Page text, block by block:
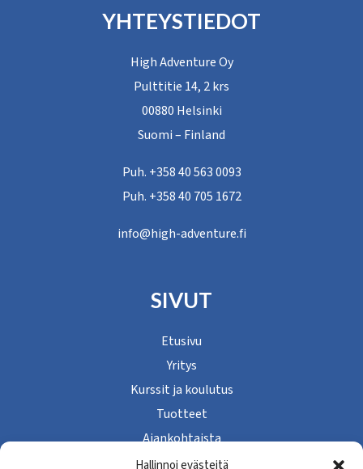
Hallinnoi evästeitä
SYYSKUUSSA!
YHTEYSTIEDOT
High Adventure Oy
Pulttitie 14, 2 krs
00880 Helsinki
Suomi – Finland
Puh. +358 40 563 0093
Puh. +358 40 705 1672
info@high-adventure.fi
SIVUT
Etusivu
Yritys
Kurssit ja koulutus
Tuotteet
Ajankohtaista
Yhteystiedot